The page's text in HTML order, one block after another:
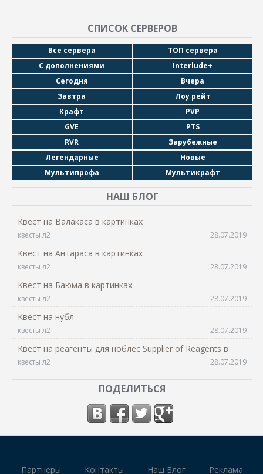
СПИСОК СЕРВЕРОВ
Все сервера
ТОП сервера
С дополнениями
Interlude+
Сегодня
Вчера
Завтра
Лоу рейт
Крафт
PVP
GVE
PTS
RVR
Зарубежные
Легендарные
Новые
Мультипрофа
Мультикрафт
НАШ БЛОГ
Квест на Валакаса в картинках
квесты л2 28.07.2019
Квест на Антараса в картинках
квесты л2 28.07.2019
Квест на Баюма в картинках
квесты л2 28.07.2019
Квест на нубл
квесты л2 28.07.2019
Квест на реагенты для ноблес Supplier of Reagents в
квесты л2 28.07.2019
ПОДЕЛИТЬСЯ
Партнеры Контакты Наш Блог Реклама